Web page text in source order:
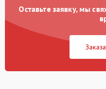
Оставьте заявку, мы